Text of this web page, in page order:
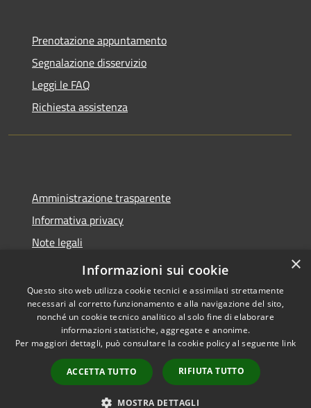
Prenotazione appuntamento
Segnalazione disservizio
Leggi le FAQ
Richiesta assistenza
Amministrazione trasparente
Informativa privacy
Note legali
Dichiarazione di accessibilità
Accessibilità
Copyright © 2026 • Comune di
Spoleto • Powered by
Municipium•
Accesso
redazione
×
Informazioni sui cookie
Questo sito web utilizza cookie tecnici e assimilati strettamente
necessari al corretto funzionamento e alla navigazione del sito,
nonché un cookie tecnico analitico al solo fine di elaborare
informazioni statistiche, aggregate e anonime.
Per maggiori dettagli, può consultare la cookie policy al seguente link
ACCETTA TUTTO RIFIUTA TUTTO
MOSTRA DETTAGLI